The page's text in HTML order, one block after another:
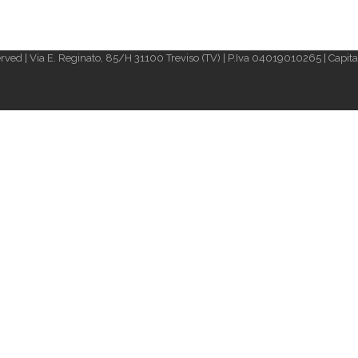
| Via E. Reginato, 85/H 31100 Treviso (TV) | P.Iva 04019010265 |